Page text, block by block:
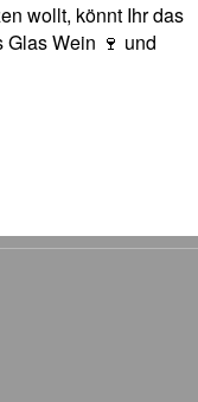
wollt, könnt Ihr das
Glas Wein 🍷 und